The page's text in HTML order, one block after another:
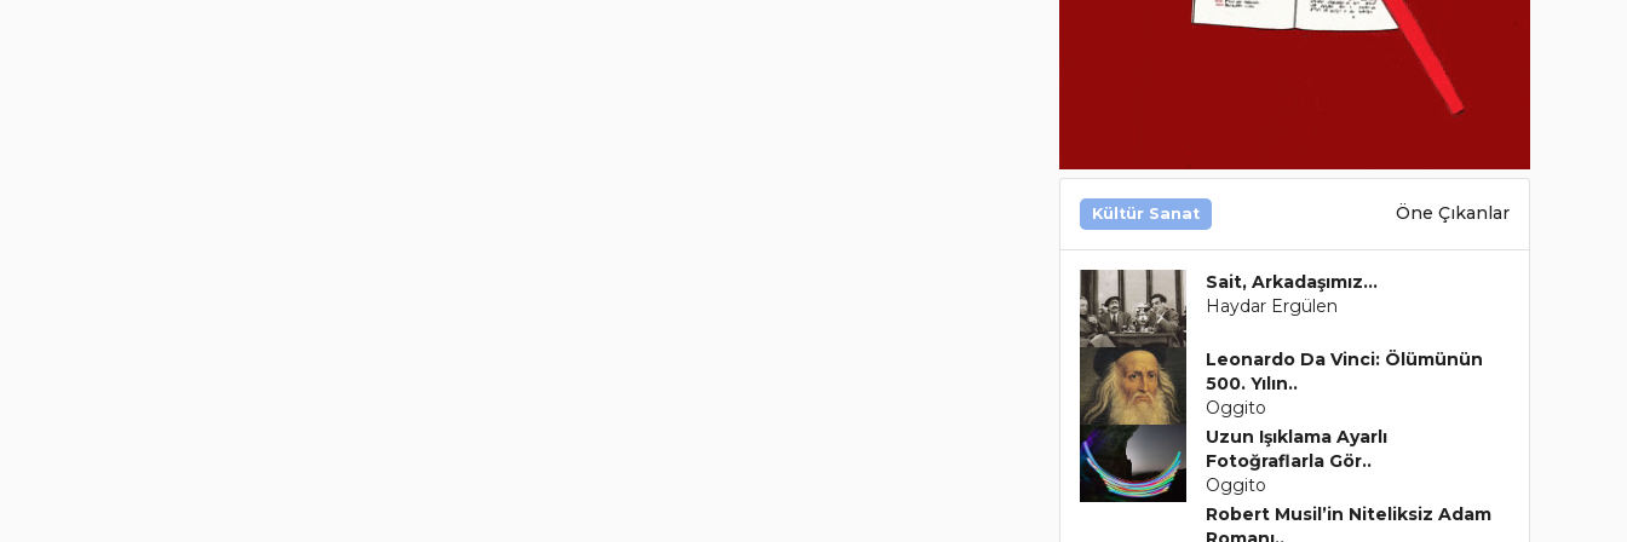
Kültür Sanat Öne Çıkanlar
Sait, Arkadaşımız…
Haydar Ergülen
Leonardo Da Vinci: Ölümünün
500. Yılın..
Oggito
Uzun Işıklama Ayarlı
Fotoğraflarla Gör..
Oggito
Robert Musil’in Niteliksiz Adam